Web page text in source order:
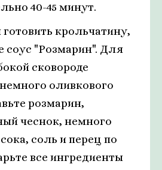
40-45 минут.
крольчатину,
соус "Розмарин". Для
сковороде
оливкового
розмарин,
чеснок, немного
соль и перец по
все ингредиенты